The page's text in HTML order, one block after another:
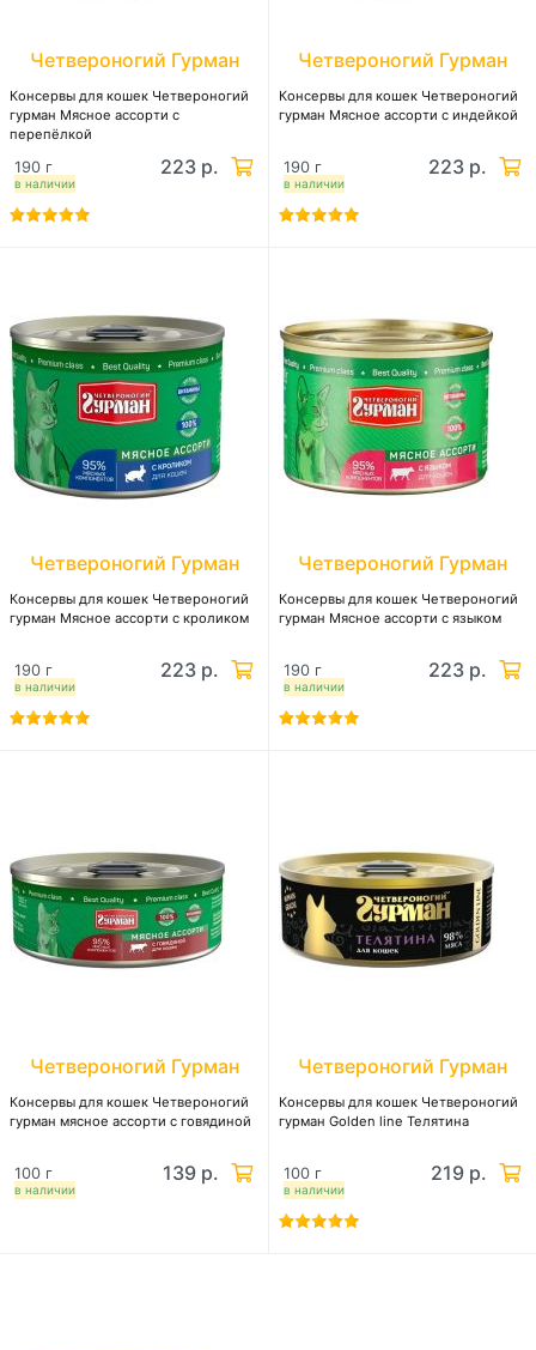
Четвероногий Гурман
Консервы для кошек Четвероногий
гурман Мясное ассорти с
перепёлкой
в наличии
190 г 223 р.
Четвероногий Гурман
Консервы для кошек Четвероногий
гурман Мясное ассорти с индейкой
в наличии
190 г 223 р.
Четвероногий Гурман
Консервы для кошек Четвероногий
гурман Мясное ассорти с кроликом
в наличии
190 г 223 р.
Четвероногий Гурман
Консервы для кошек Четвероногий
гурман Мясное ассорти с языком
в наличии
190 г 223 р.
Четвероногий Гурман
Консервы для кошек Четвероногий
гурман мясное ассорти с говядиной
в наличии
100 г 139 р.
Четвероногий Гурман
Консервы для кошек Четвероногий
гурман Golden line Телятина
в наличии
100 г 219 р.